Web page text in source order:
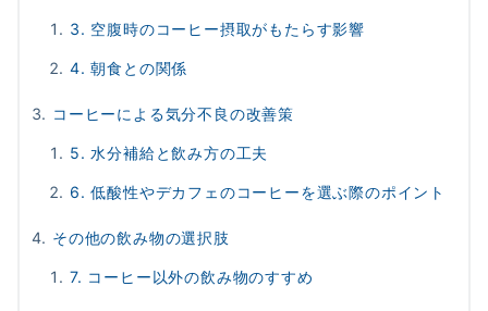
3. 空腹時のコーヒー摂取がもたらす影響
4. 朝食との関係
コーヒーによる気分不良の改善策
5. 水分補給と飲み方の工夫
6. 低酸性やデカフェのコーヒーを選ぶ際のポイント
その他の飲み物の選択肢
7. コーヒー以外の飲み物のすすめ